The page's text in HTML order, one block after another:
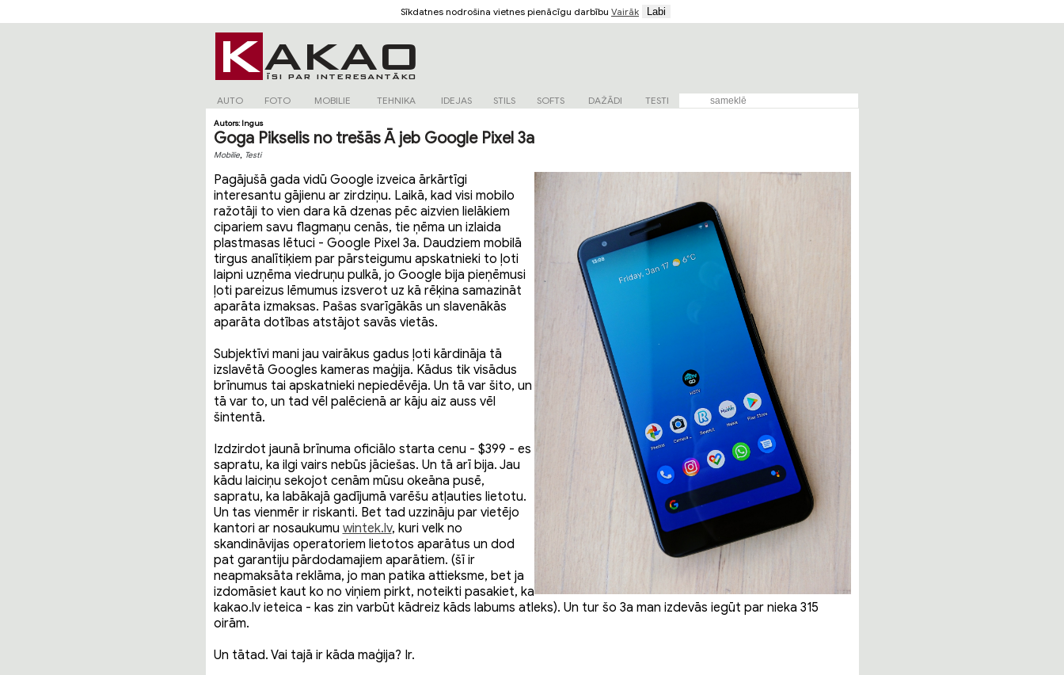
Sīkdatnes nodrošina vietnes pienācīgu darbību Vairāk
AUTO FOTO MOBILIE TEHNIKA IDEJAS STILS SOFTS DAŽĀDI TESTI
Autors: Ingus
Goga Pikselis no trešās Ā jeb Google Pixel 3a
Mobilie, Testi
Pagājušā gada vidū Google izveica ārkārtīgi
interesantu gājienu ar zirdziņu. Laikā, kad visi mobilo
ražotāji to vien dara kā dzenas pēc aizvien lielākiem
cipariem savu flagmaņu cenās, tie ņēma un izlaida
plastmasas lētuci - Google Pixel 3a. Daudziem mobilā
tirgus analītiķiem par pārsteigumu apskatnieki to ļoti
laipni uzņēma viedruņu pulkā, jo Google bija pieņēmusi
ļoti pareizus lēmumus izsverot uz kā rēķina samazināt
aparāta izmaksas. Pašas svarīgākās un slavenākās
aparāta dotības atstājot savās vietās.
Subjektīvi mani jau vairākus gadus ļoti kārdināja tā
izslavētā Googles kameras maģija. Kādus tik visādus
brīnumus tai apskatnieki nepiedēvēja. Un tā var šito, un
tā var to, un tad vēl palēcienā ar kāju aiz auss vēl
šintentā.
Izdzirdot jaunā brīnuma oficiālo starta cenu - $399 - es
sapratu, ka ilgi vairs nebūs jāciešas. Un tā arī bija. Jau
kādu laiciņu sekojot cenām mūsu okeāna pusē,
sapratu, ka labākajā gadījumā varēšu atļauties lietotu.
Un tas vienmēr ir riskanti. Bet tad uzzināju par vietējo
kantori ar nosaukumu wintek.lv, kuri velk no
skandināvijas operatoriem lietotos aparātus un dod
pat garantiju pārdodamajiem aparātiem. (šī ir
neapmaksāta reklāma, jo man patika attieksme, bet ja
izdomāsiet kaut ko no viņiem pirkt, noteikti pasakiet, ka
kakao.lv ieteica - kas zin varbūt kādreiz kāds labums atleks). Un tur šo 3a man izdevās iegūt par nieka 315
oirām.
Un tātad. Vai tajā ir kāda maģija? Ir.